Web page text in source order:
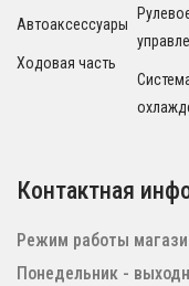
Автоаксессуары
Ходовая часть
Контактная
Режим работы
Понедельник -